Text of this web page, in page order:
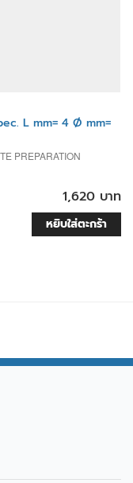
L mm= 4 Ø mm=
PREPARATION
1,620 บาท
หยิบใส่ตะกร้า